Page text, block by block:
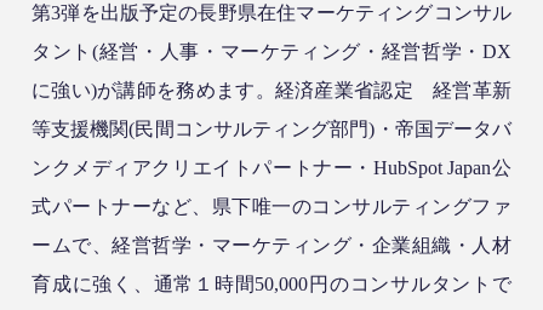
第3弾を出版予定の長野県在住マーケティングコンサル
タント(経営・人事・マーケティング・経営哲学・DX
に強い)が講師を務めます。経済産業省認定 経営革新
等支援機関(民間コンサルティング部門)・帝国データバ
ンクメディアクリエイトパートナー・HubSpot Japan公
式パートナーなど、県下唯一のコンサルティングファ
ームで、経営哲学・マーケティング・企業組織・人材
育成に強く、通常１時間50,000円のコンサルタントで